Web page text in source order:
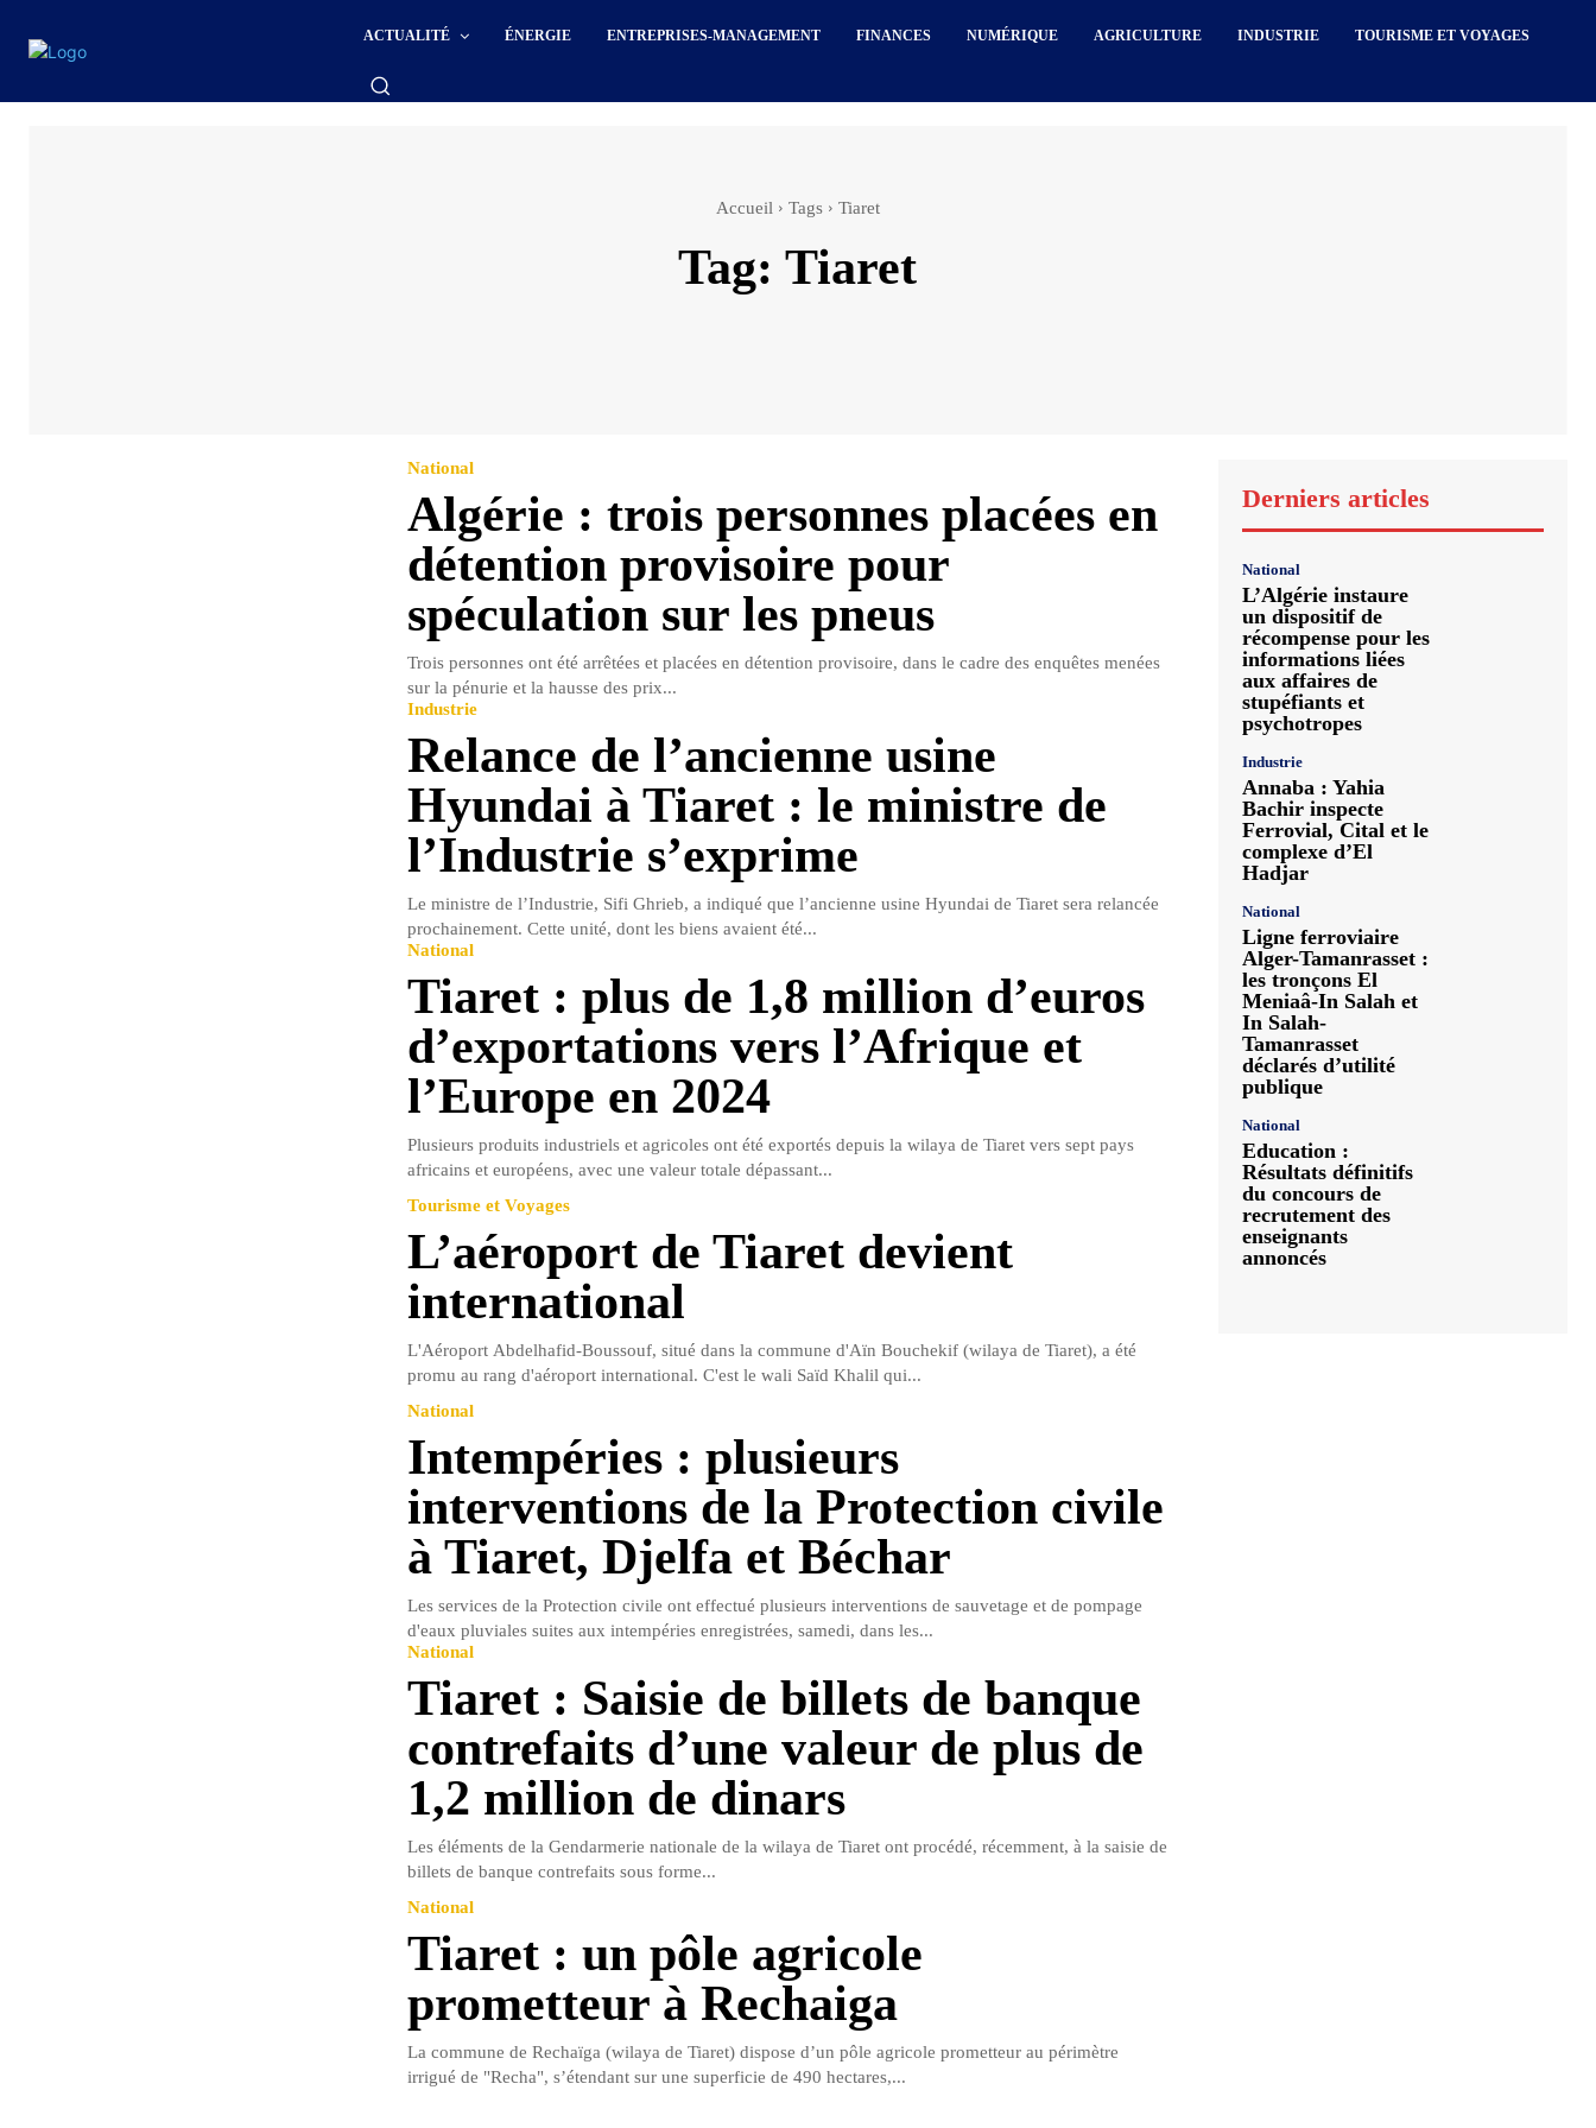
ACTUALITÉ ÉNERGIE ENTREPRISES-MANAGEMENT FINANCES NUMÉRIQUE AGRICULTURE INDUSTRIE TOURISME ET VOYAGES
Accueil Tags Tiaret
Tag: Tiaret
National
Algérie : trois personnes placées en
détention provisoire pour
spéculation sur les pneus
Trois personnes ont été arrêtées et placées en détention provisoire, dans le cadre des enquêtes menées
sur la pénurie et la hausse des prix...
Industrie
Relance de l’ancienne usine
Hyundai à Tiaret : le ministre de
l’Industrie s’exprime
Le ministre de l’Industrie, Sifi Ghrieb, a indiqué que l’ancienne usine Hyundai de Tiaret sera relancée
prochainement. Cette unité, dont les biens avaient été...
National
Tiaret : plus de 1,8 million d’euros
d’exportations vers l’Afrique et
l’Europe en 2024
Plusieurs produits industriels et agricoles ont été exportés depuis la wilaya de Tiaret vers sept pays
africains et européens, avec une valeur totale dépassant...
Tourisme et Voyages
L’aéroport de Tiaret devient
international
L'Aéroport Abdelhafid-Boussouf, situé dans la commune d'Aïn Bouchekif (wilaya de Tiaret), a été
promu au rang d'aéroport international. C'est le wali Saïd Khalil qui...
National
Intempéries : plusieurs
interventions de la Protection civile
à Tiaret, Djelfa et Béchar
Les services de la Protection civile ont effectué plusieurs interventions de sauvetage et de pompage
d'eaux pluviales suites aux intempéries enregistrées, samedi, dans les...
National
Tiaret : Saisie de billets de banque
contrefaits d’une valeur de plus de
1,2 million de dinars
Les éléments de la Gendarmerie nationale de la wilaya de Tiaret ont procédé, récemment, à la saisie de
billets de banque contrefaits sous forme...
National
Tiaret : un pôle agricole
prometteur à Rechaiga
La commune de Rechaïga (wilaya de Tiaret) dispose d’un pôle agricole prometteur au périmètre
irrigué de "Recha", s’étendant sur une superficie de 490 hectares,...
Derniers articles
National
L’Algérie instaure
un dispositif de
récompense pour les
informations liées
aux affaires de
stupéfiants et
psychotropes
Industrie
Annaba : Yahia
Bachir inspecte
Ferrovial, Cital et le
complexe d’El
Hadjar
National
Ligne ferroviaire
Alger-Tamanrasset :
les tronçons El
Meniaâ-In Salah et
In Salah-
Tamanrasset
déclarés d’utilité
publique
National
Education :
Résultats définitifs
du concours de
recrutement des
enseignants
annoncés